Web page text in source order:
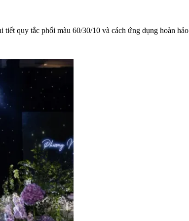
quy tắc phối màu 60/30/10 và cách ứng dụng hoàn